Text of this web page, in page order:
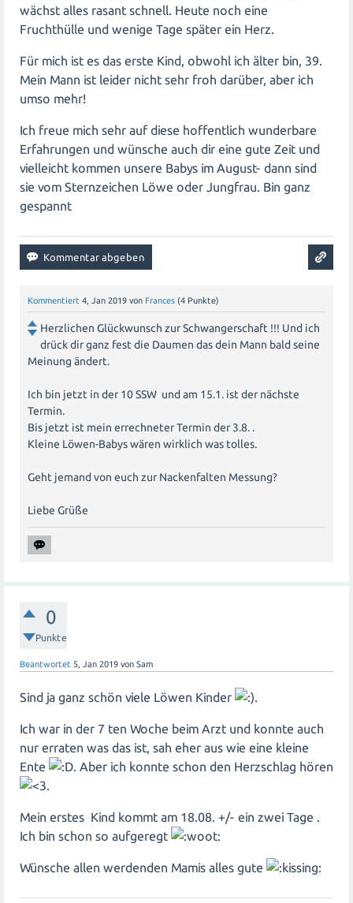
wächst alles rasant schnell. Heute noch eine
Fruchthülle und wenige Tage später ein Herz.
Für mich ist es das erste Kind, obwohl ich älter bin, 39.
Mein Mann ist leider nicht sehr froh darüber, aber ich
umso mehr!
Ich freue mich sehr auf diese hoffentlich wunderbare
Erfahrungen und wünsche auch dir eine gute Zeit und
vielleicht kommen unsere Babys im August- dann sind
sie vom Sternzeichen Löwe oder Jungfrau. Bin ganz
gespannt
Kommentiert 4, Jan 2019 von Frances (4 Punkte)
Herzlichen Glückwunsch zur Schwangerschaft !!! Und ich
drück dir ganz fest die Daumen das dein Mann bald seine
Meinung ändert.
Ich bin jetzt in der 10 SSW und am 15.1. ist der nächste
Termin.
Bis jetzt ist mein errechneter Termin der 3.8. .
Kleine Löwen-Babys wären wirklich was tolles.
Geht jemand von euch zur Nackenfalten Messung?
Liebe Grüße
0
Punkte
Beantwortet 5, Jan 2019 von Sam
Sind ja ganz schön viele Löwen Kinder .
Ich war in der 7 ten Woche beim Arzt und konnte auch
nur erraten was das ist, sah eher aus wie eine kleine
Ente
. Aber ich konnte schon den Herzschlag hören
.
Mein erstes Kind kommt am 18.08. +/- ein zwei Tage .
Ich bin schon so aufgeregt
Wünsche allen werdenden Mamis alles gute